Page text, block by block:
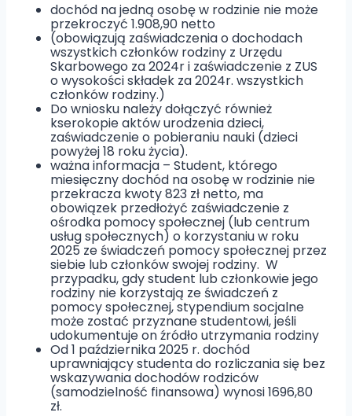
dochód na jedną osobę w rodzinie nie może
przekroczyć 1.908,90 netto
(obowiązują zaświadczenia o dochodach
wszystkich członków rodziny z Urzędu
Skarbowego za 2024r i zaświadczenie z ZUS
o wysokości składek za 2024r. wszystkich
członków rodziny.)
Do wniosku należy dołączyć również
kserokopie aktów urodzenia dzieci,
zaświadczenie o pobieraniu nauki (dzieci
powyżej 18 roku życia).
ważna informacja – Student, którego
miesięczny dochód na osobę w rodzinie nie
przekracza kwoty 823 zł netto, ma
obowiązek przedłożyć zaświadczenie z
ośrodka pomocy społecznej (lub centrum
usług społecznych) o korzystaniu w roku
2025 ze świadczeń pomocy społecznej przez
siebie lub członków swojej rodziny. W
przypadku, gdy student lub członkowie jego
rodziny nie korzystają ze świadczeń z
pomocy społecznej, stypendium socjalne
może zostać przyznane studentowi, jeśli
udokumentuje on źródło utrzymania rodziny
Od 1 października 2025 r. dochód
uprawniający studenta do rozliczania się bez
wskazywania dochodów rodziców
(samodzielność finansowa) wynosi 1696,80
zł.